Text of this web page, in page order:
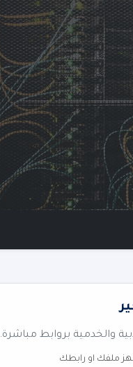
والخدمية بروابط مباشرة.
ملفك او رابطك